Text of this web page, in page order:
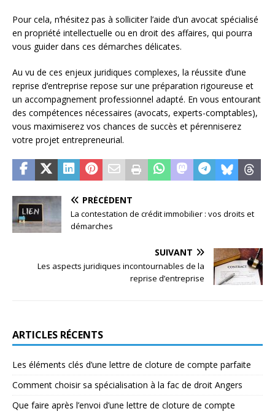
Pour cela, n’hésitez pas à solliciter l’aide d’un avocat spécialisé
en propriété intellectuelle ou en droit des affaires, qui pourra
vous guider dans ces démarches délicates.
Au vu de ces enjeux juridiques complexes, la réussite d’une
reprise d’entreprise repose sur une préparation rigoureuse et
un accompagnement professionnel adapté. En vous entourant
des compétences nécessaires (avocats, experts-comptables),
vous maximiserez vos chances de succès et pérenniserez
votre projet entrepreneurial.
PRÉCÉDENT
La contestation de crédit immobilier : vos droits et
démarches
SUIVANT
Les aspects juridiques incontournables de la
reprise d’entreprise
ARTICLES RÉCENTS
Les éléments clés d’une lettre de cloture de compte parfaite
Comment choisir sa spécialisation à la fac de droit Angers
Que faire après l’envoi d’une lettre de cloture de compte